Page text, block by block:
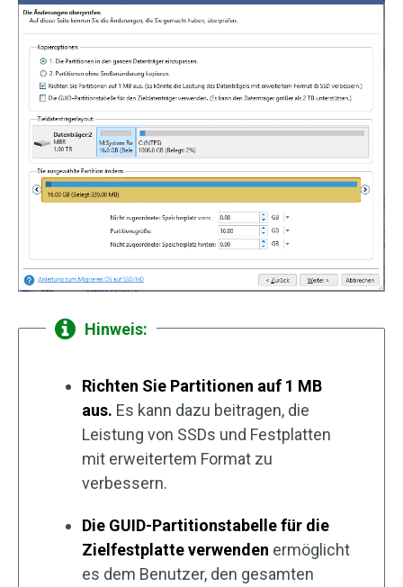
Hinweis:
Richten Sie Partitionen auf 1 MB
aus. Es kann dazu beitragen, die
Leistung von SSDs und Festplatten
mit erweitertem Format zu
verbessern.
Die GUID-Partitionstabelle für die
Zielfestplatte verwenden ermöglicht
es dem Benutzer, den gesamten